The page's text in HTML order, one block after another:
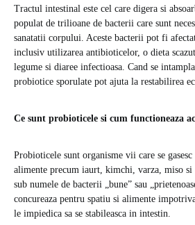
Tractul intestinal este cel care digera si
populat de trilioane de bacterii care sunt
sanatatii corpului. Aceste bacterii pot fi
inclusiv utilizarea antibioticelor, o dieta
legume si diaree infectioasa. Cand se
probiotice sporulate pot ajuta la restabilirea
Ce sunt probioticele si cum functioneaza
Probioticele sunt organisme vii care se
alimente precum iaurt, kimchi, varza, miso si
sub numele de bacterii „bune” sau
concureaza pentru spatiu si alimente
le impiedica sa se stabileasca in intestin.